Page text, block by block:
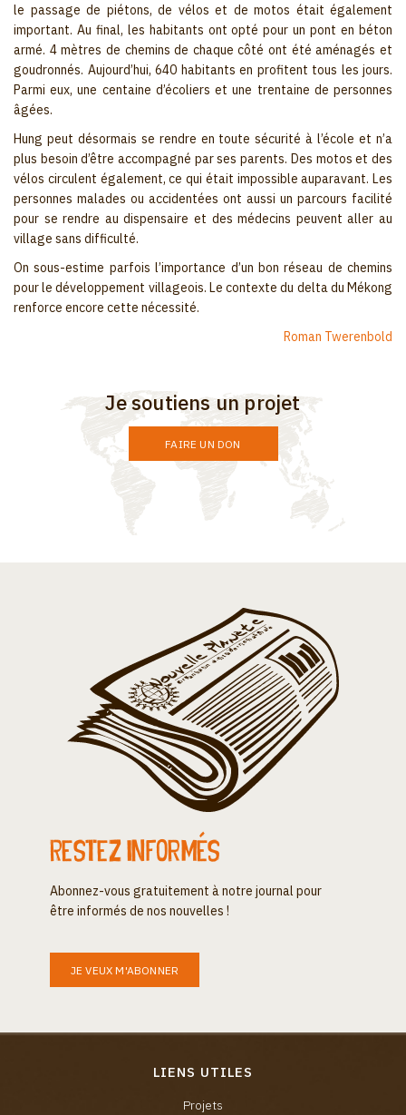
le passage de piétons, de vélos et de motos était également
important. Au final, les habitants ont opté pour un pont en béton
armé. 4 mètres de chemins de chaque côté ont été aménagés et
goudronnés. Aujourd’hui, 640 habitants en profitent tous les jours.
Parmi eux, une centaine d’écoliers et une trentaine de personnes
âgées.
Hung peut désormais se rendre en toute sécurité à l’école et n’a
plus besoin d’être accompagné par ses parents. Des motos et des
vélos circulent également, ce qui était impossible auparavant. Les
personnes malades ou accidentées ont aussi un parcours facilité
pour se rendre au dispensaire et des médecins peuvent aller au
village sans difficulté.
On sous-estime parfois l’importance d’un bon réseau de chemins
pour le développement villageois. Le contexte du delta du Mékong
renforce encore cette nécessité.
Roman Twerenbold
Je soutiens un projet
FAIRE UN DON
Restez informés
Abonnez-vous gratuitement à notre journal pour
être informés de nos nouvelles !
JE VEUX M'ABONNER
LIENS UTILES
Projets